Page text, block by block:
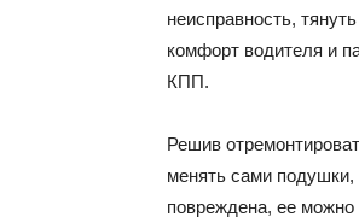
неисправность,
комфорт водителя и
КПП.
Решив
менять сами
повреждена, ее